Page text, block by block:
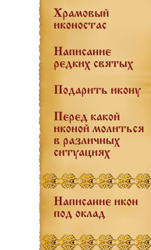
Храмовый
иконостас
Написание
редких святых
Подарить икону
Перед какой
иконой молиться
в различных
ситуациях
Написание икон
под оклад